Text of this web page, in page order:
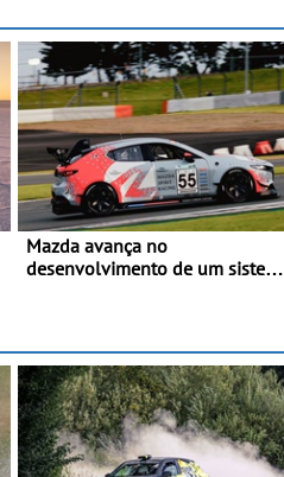
Mazda avança no
desenvolvimento de um sistema
testes da Super Taikyu Series